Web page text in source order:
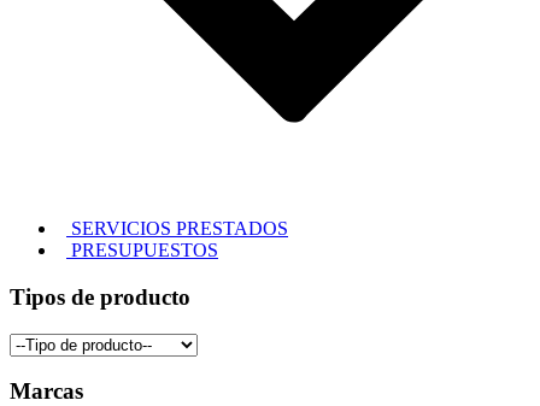
SERVICIOS PRESTADOS
PRESUPUESTOS
Tipos de producto
Marcas